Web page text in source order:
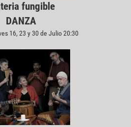
fungible
DANZA
16, 23 y 30 de Julio 20:30